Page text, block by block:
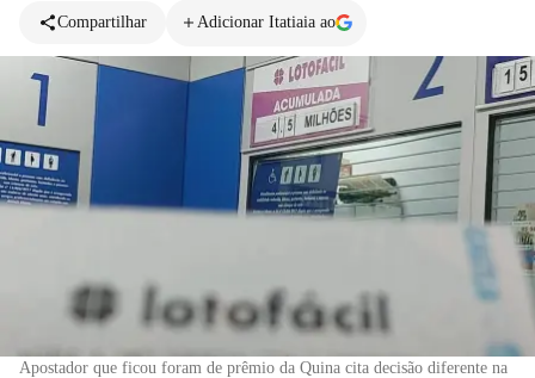
Compartilhar
Adicionar Itatiaia ao
Apostador que ficou foram de prêmio da Quina cita decisão diferente na